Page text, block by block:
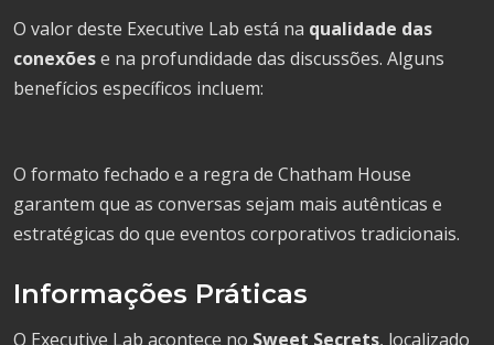
O valor deste Executive Lab está na qualidade das
conexõese na profundidade das discussões. Alguns
benefícios específicos incluem:
O formato fechado e a regra de Chatham House
garantem que as conversas sejam mais autênticas e
estratégicas do que eventos corporativos tradicionais.
Informações Práticas
O Executive Lab acontece no Sweet Secrets, localizado